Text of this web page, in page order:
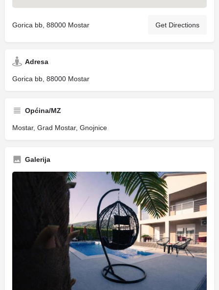
Gorica bb, 88000 Mostar Get Directions
Adresa
Gorica bb, 88000 Mostar
Općina/MZ
Mostar, Grad Mostar, Gnojnice
Galerija